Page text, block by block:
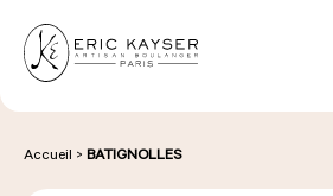
FR
Accueil > BATIGNOLLES